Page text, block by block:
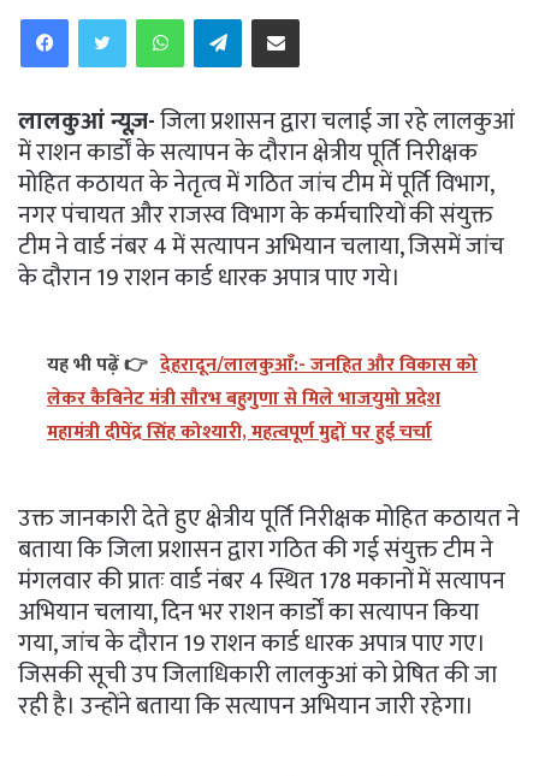
WhatsAppTelegramShare via Email
लालकुआं न्यूज़-जिला प्रशासन द्वारा चलाई जा रहे लालकुआं
में राशन कार्डों के सत्यापन के दौरान क्षेत्रीय पूर्ति निरीक्षक
मोहित कठायत के नेतृत्व में गठित जांच टीम में पूर्ति विभाग,
नगर पंचायत और राजस्व विभाग के कर्मचारियों की संयुक्त
टीम ने वार्ड नंबर 4 में सत्यापन अभियान चलाया, जिसमें जांच
के दौरान 19 राशन कार्ड धारक अपात्र पाए गये।
यह भी पढ़ें 👉 देहरादून/लालकुआँ:- जनहित और विकास को
लेकर कैबिनेट मंत्री सौरभ बहुगुणा से मिले भाजयुमो प्रदेश
महामंत्री दीपेंद्र सिंह कोश्यारी, महत्वपूर्ण मुद्दों पर हुई चर्चा
उक्त जानकारी देते हुए क्षेत्रीय पूर्ति निरीक्षक मोहित कठायत ने
बताया कि जिला प्रशासन द्वारा गठित की गई संयुक्त टीम ने
मंगलवार की प्रातः वार्ड नंबर 4 स्थित 178 मकानों में सत्यापन
अभियान चलाया, दिन भर राशन कार्डों का सत्यापन किया
गया, जांच के दौरान 19 राशन कार्ड धारक अपात्र पाए गए।
जिसकी सूची उप जिलाधिकारी लालकुआं को प्रेषित की जा
रही है। उन्होंने बताया कि सत्यापन अभियान जारी रहेगा।